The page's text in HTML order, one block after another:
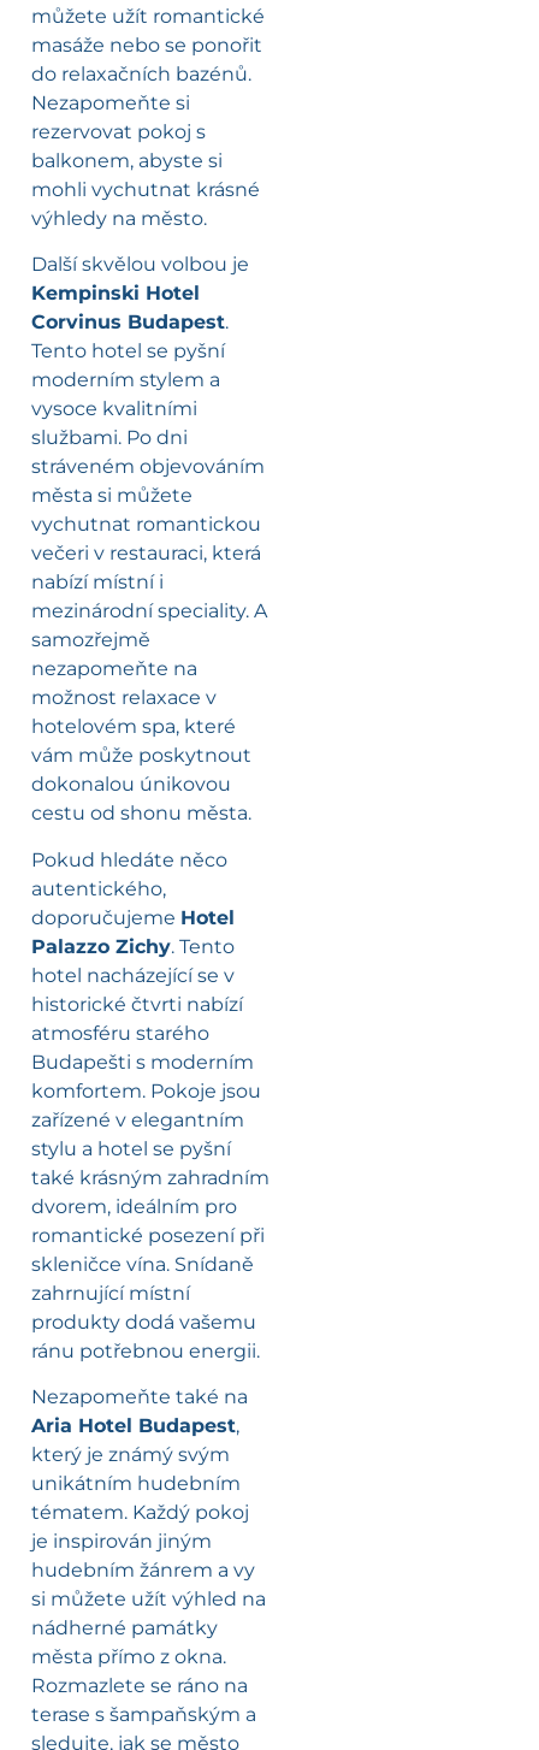
můžete užít romantické
masáže nebo se ponořit
do relaxačních bazénů.
Nezapomeňte si
rezervovat pokoj s
balkonem, abyste si
mohli vychutnat krásné
výhledy na město.
Další skvělou volbou je
Kempinski Hotel
Corvinus Budapest.
Tento hotel se pyšní
moderním stylem a
vysoce kvalitními
službami. Po dni
stráveném objevováním
města si můžete
vychutnat romantickou
večeri v restauraci, která
nabízí místní i
mezinárodní speciality. A
samozřejmě
nezapomeňte na
možnost relaxace v
hotelovém spa, které
vám může poskytnout
dokonalou únikovou
cestu od shonu města.
Pokud hledáte něco
autentického,
doporučujeme Hotel
Palazzo Zichy. Tento
hotel nacházející se v
historické čtvrti nabízí
atmosféru starého
Budapešti s moderním
komfortem. Pokoje jsou
zařízené v elegantním
stylu a hotel se pyšní
také krásným zahradním
dvorem, ideálním pro
romantické posezení při
skleničce vína. Snídaně
zahrnující místní
produkty dodá vašemu
ránu potřebnou energii.
Nezapomeňte také na
Aria Hotel Budapest,
který je známý svým
unikátním hudebním
tématem. Každý pokoj
je inspirován jiným
hudebním žánrem a vy
si můžete užít výhled na
nádherné památky
města přímo z okna.
Rozmazlete se ráno na
terase s šampaňským a
sledujte, jak se město